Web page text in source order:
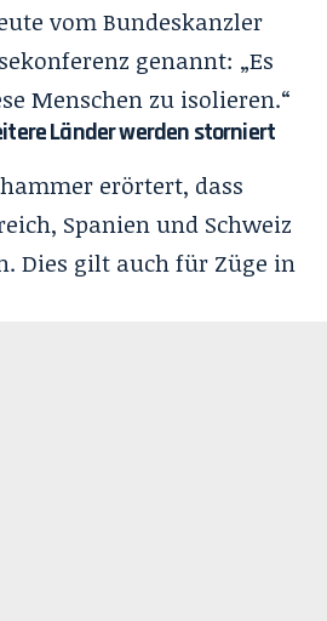
vom Bundeskanzler
genannt: „Es
Menschen zu isolieren.“
Länder werden storniert
erörtert, dass
Spanien und Schweiz
Dies gilt auch für Züge in